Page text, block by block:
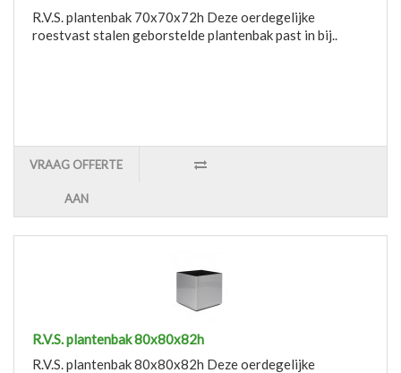
R.V.S. plantenbak 70x70x72h Deze oerdegelijke
roestvast stalen geborstelde plantenbak past in bij..
VRAAG OFFERTE
AAN
R.V.S. plantenbak 80x80x82h
R.V.S. plantenbak 80x80x82h Deze oerdegelijke